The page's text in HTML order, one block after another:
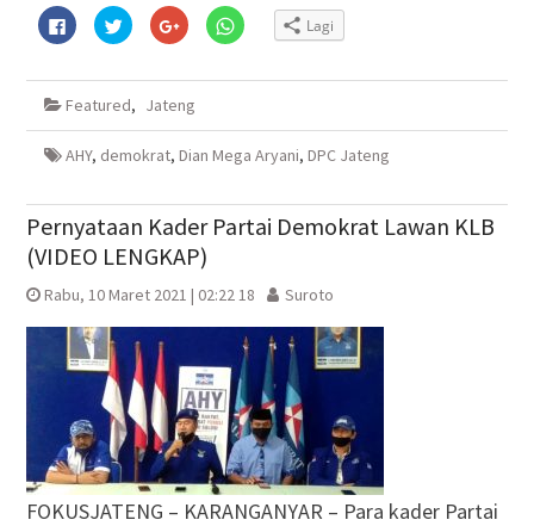
Klik
untuk
membagikan
Facebook(Membuka
jendela
baru)
Klik
untuk
berbagi
Twitter(Membuka
jendela
baru)
Klik
untuk
berbagi
Google+
di
jendela
yang
baru)
Klik
untuk
WhatsApp(Membuka
baru)
Lagi
Featured, Jateng
AHY, demokrat, Dian Mega Aryani, DPC Jateng
Pernyataan Kader Partai Demokrat Lawan KLB
(VIDEO LENGKAP)
Rabu, 10 Maret 2021 | 02:22 18 Suroto
FOKUSJATENG – KARANGANYAR – Para kader Partai